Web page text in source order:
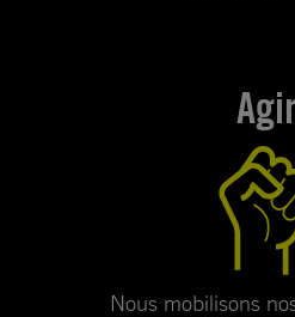
Nous mobilisons